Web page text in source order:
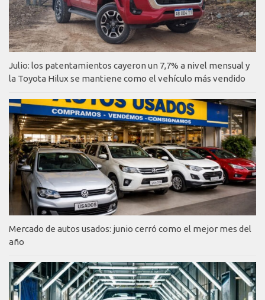
Julio: los patentamientos cayeron un 7,7% a nivel mensual y
la Toyota Hilux se mantiene como el vehículo más vendido
Mercado de autos usados: junio cerró como el mejor mes del
año